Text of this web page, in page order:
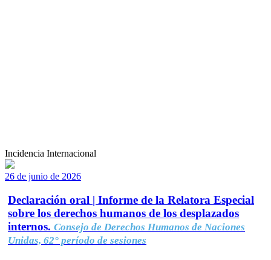
Incidencia Internacional
26 de junio de 2026
Declaración oral | Informe de la Relatora Especial
sobre los derechos humanos de los desplazados
internos. Consejo de Derechos Humanos de Naciones
Unidas, 62° período de sesiones